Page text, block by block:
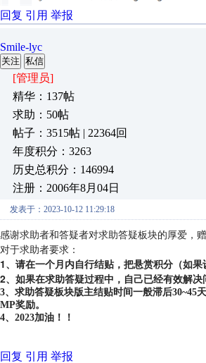
回复 引用 举报
Smile-lyc
关注 私信
[管理员]
精华：137帖
求助：50帖
帖子：3515帖 | 22364回
年度积分：3263
历史总积分：146994
注册：2006年8月04日
发表于：2023-10-12 11:29:18
感谢求助者和答疑者对求助答疑板块的厚爱，
对于求助者要求：
1、请在一个月内自行结贴，把悬赏积分（如
2、如果在求助答疑过程中，自己已经有效解
3、求助答疑板块版主结贴时间一般滞后30~45
MP奖励。
4、2023加油！！
回复 引用 举报